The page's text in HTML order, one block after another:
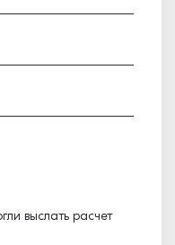
выслать расчет